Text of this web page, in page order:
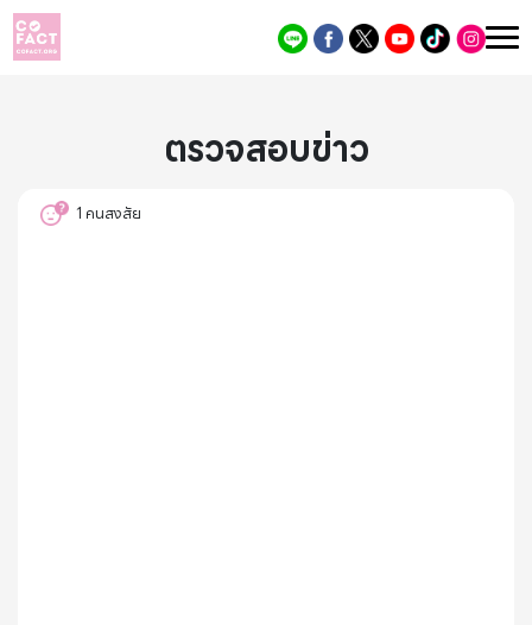
ตรวจสอบข่าว
1คนสงสัย